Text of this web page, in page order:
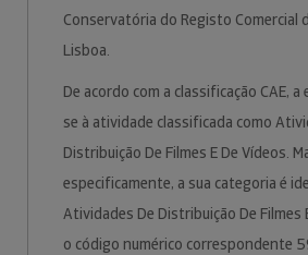
Conservatória do Registo Comercial
Lisboa.
De acordo com a classificação CAE,
se à atividade classificada como
Distribuição De Filmes E De Vídeos.
especificamente, a sua categoria é
Atividades De Distribuição De Filmes
o código numérico correspondente